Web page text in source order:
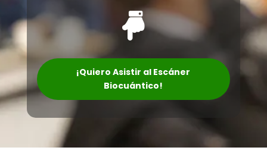

¡Quiero Asistir al Escáner
Biocuántico!